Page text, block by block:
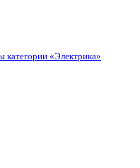
категории «Электрика»